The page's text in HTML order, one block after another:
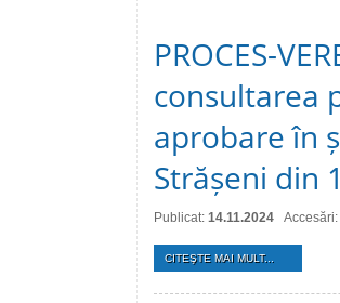
PROCES-
consultarea
aprobare în
Strășeni din
Publicat: 14.11.2024
CITEŞTE MAI MULT...